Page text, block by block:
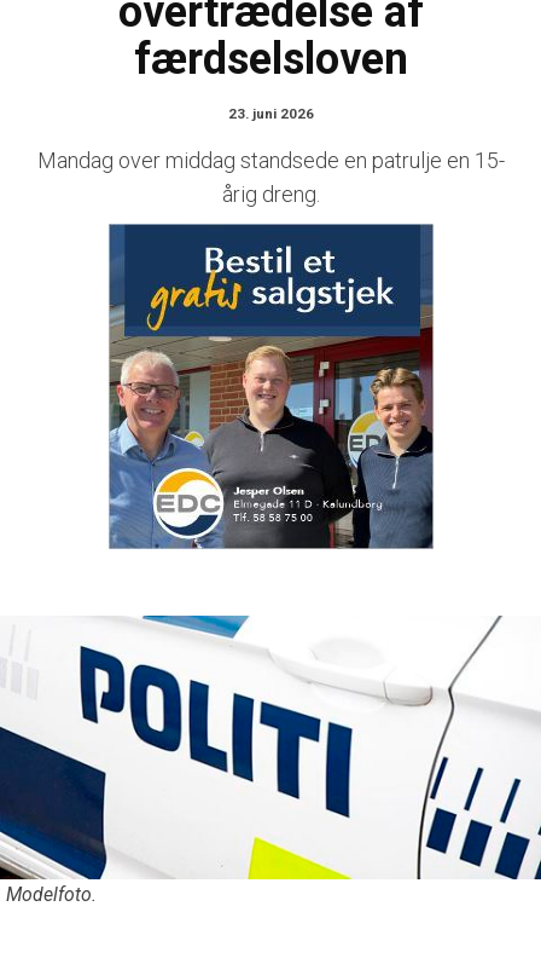
overtrædelse af
færdselsloven
23. juni 2026
Mandag over middag standsede en patrulje en 15-
årig dreng.
Modelfoto.